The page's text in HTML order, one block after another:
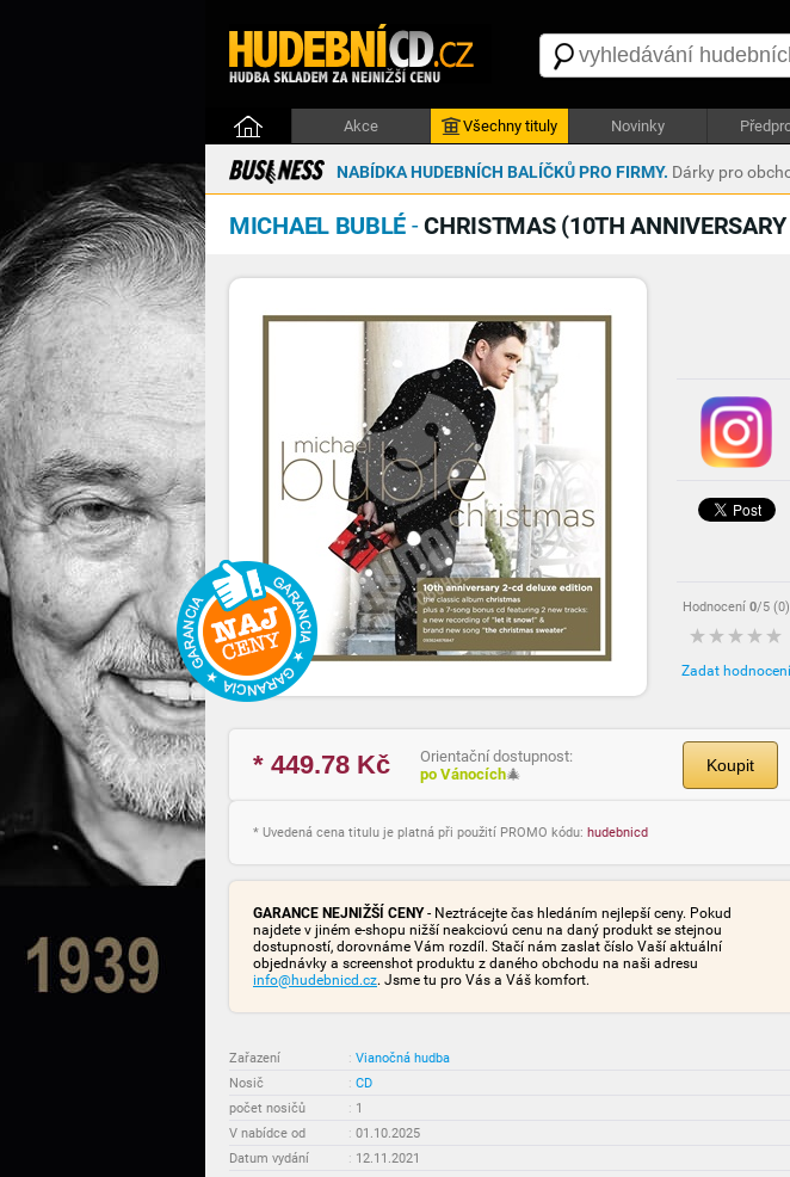
Akce Všechny tituly Novinky
NABÍDKA HUDEBNÍCH BALÍČKŮ PRO FIRMY. Dárky pro
MICHAEL BUBLÉ -CHRISTMAS (10TH
Hodnocení 0/5 (0)
Zadat hodnocení
* 449.78 Kč
Orientační dostupnost:
po Vánocích🎄 Koupit
* Uvedená cena titulu je platná při použití PROMO kódu: hudebnicd
GARANCE NEJNIŽŠÍ CENY- Neztrácejte čas hledáním nejlepší ceny. Pokud
najdete v jiném e-shopu nižší neakciovú cenu na daný produkt se stejnou
dostupností, dorovnáme Vám rozdíl. Stačí nám zaslat číslo Vaší aktuální
objednávky a screenshot produktu z daného obchodu na naši adresu
info@hudebnicd.cz. Jsme tu pro Vás a Váš komfort.
Zařazení : Vianočná hudba
Nosič
: CD
počet nosičů
: 1
V nabídce od
: 01.10.2025
Datum vydání
: 12.11.2021